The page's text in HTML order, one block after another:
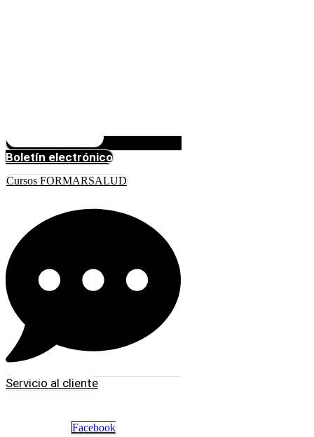
Boletín electrónico
Cursos FORMARSALUD
Servicio al cliente
Facebook